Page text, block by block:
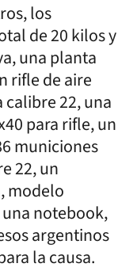
los
de 20 kilos y
una planta
rifle de aire
22, una
para rifle, un
municiones
22, un
modelo
notebook,
argentinos
la causa.